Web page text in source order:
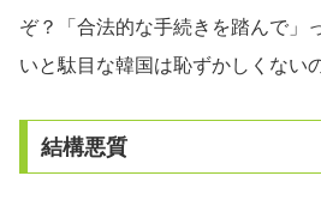
ぞ？「合法的な手続きを踏んで」
いと駄目な韓国は恥ずかしくない
結構悪質